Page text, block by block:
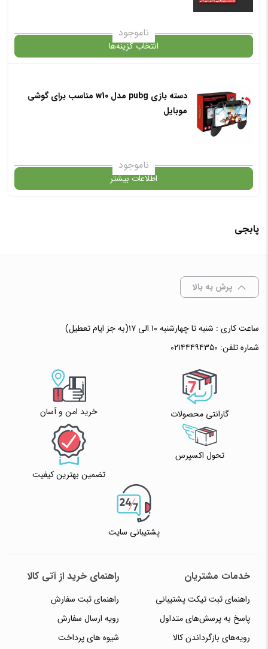
✧ چت با پشتیبان واتس آپ
ناموجود
انتخاب گزینه‌ها
گارانتی
دسته بازی pubg مدل w10 مناسب برای گوشی
موبایل
ناموجود
اطلاعات بیشتر
پابجی
پرش به بالا
ساعت کاری : شنبه تا چهارشنبه ۱۰ الی ۱۷(به جز ایام تعطیل)
شماره تلفن: ۰۲۱۴۴۴۹۴۳۵۰
گارانتی محصولات خرید امن و آسان
تحول اکسپرس
تضمین بهترین کیفیت
پشتیبانی سایت
خدمات مشتریان
راهنمای ثبت تیکت پشتیبانی
پاسخ به پرسش‌های متداول
رویه‌های بازگرداندن کالا
راهنمای خرید از آتی کالا
راهنمای ثبت سفارش
رویه ارسال سفارش
شیوه های پرداخت